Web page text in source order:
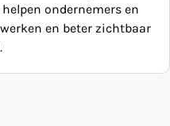
ondernemers en
en beter zichtbaar